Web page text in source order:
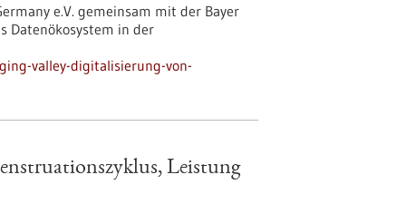
e.V. gemeinsam mit der Bayer
Datenökosystem in der
valley-digitalisierung-von-
Leistung